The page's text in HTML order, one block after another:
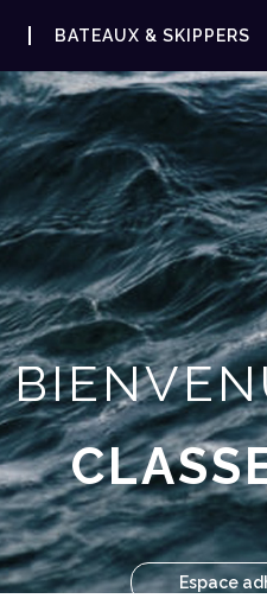
BATEAUX & SKIPPERS
Espace